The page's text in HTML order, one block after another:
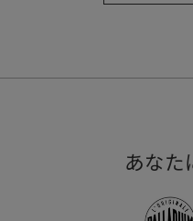
あなた